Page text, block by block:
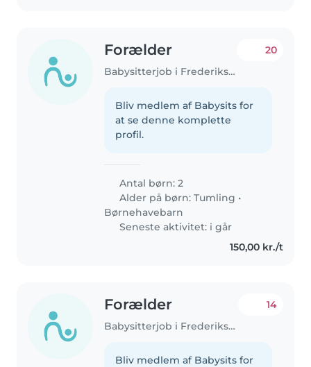
Forælder
Babysitterjob i Frederiksberg
20
Bliv medlem af Babysits for
at se denne komplette
profil.
Antal børn: 2
Alder på børn:Tumling •
Børnehavebarn
Seneste aktivitet: i går
150,00 kr./t
Forælder
Babysitterjob i Frederiksberg
14
Bliv medlem af Babysits for